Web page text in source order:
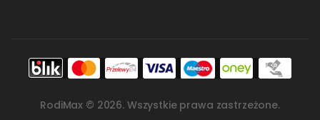
RodiMax © 2026. Wszystkie prawa zastrzeżone.